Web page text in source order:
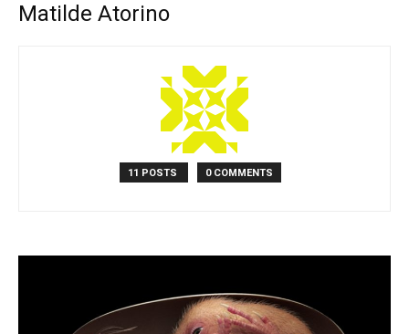
Matilde Atorino
11 POSTS 0 COMMENTS